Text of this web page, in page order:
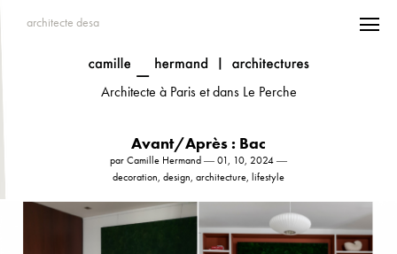
architecte desa
Architecte à Paris et dans Le Perche
Avant/Après : Bac
par Camille Hermand ― 01, 10, 2024 ―
decoration, design, architecture, lifestyle